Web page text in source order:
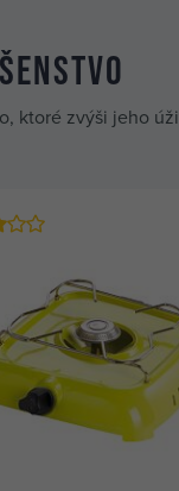
ktoré zvýši jeho